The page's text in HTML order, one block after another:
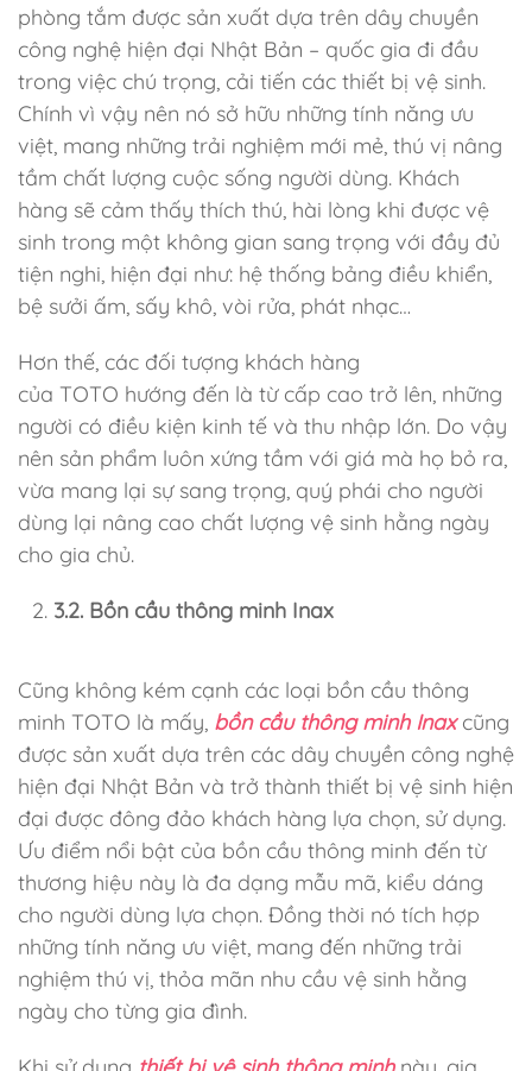
phòng tắm được sản xuất dựa trên dây chuyền
công nghệ hiện đại Nhật Bản – quốc gia đi đầu
trong việc chú trọng, cải tiến các thiết bị vệ sinh.
Chính vì vậy nên nó sở hữu những tính năng ưu
việt, mang những trải nghiệm mới mẻ, thú vị nâng
tầm chất lượng cuộc sống người dùng. Khách
hàng sẽ cảm thấy thích thú, hài lòng khi được vệ
sinh trong một không gian sang trọng với đầy đủ
tiện nghi, hiện đại như: hệ thống bảng điều khiển,
bệ sưởi ấm, sấy khô, vòi rửa, phát nhạc…
Hơn thế, các đối tượng khách hàng
của TOTO hướng đến là từ cấp cao trở lên, những
người có điều kiện kinh tế và thu nhập lớn. Do vậy
nên sản phẩm luôn xứng tầm với giá mà họ bỏ ra,
vừa mang lại sự sang trọng, quý phái cho người
dùng lại nâng cao chất lượng vệ sinh hằng ngày
cho gia chủ.
3.2. Bồn cầu thông minh Inax
Cũng không kém cạnh các loại bồn cầu thông
minh TOTO là mấy, bồn cầu thông minh Inaxcũng
được sản xuất dựa trên các dây chuyền công nghệ
hiện đại Nhật Bản và trở thành thiết bị vệ sinh hiện
đại được đông đảo khách hàng lựa chọn, sử dụng.
Ưu điểm nổi bật của bồn cầu thông minh đến từ
thương hiệu này là đa dạng mẫu mã, kiểu dáng
cho người dùng lựa chọn. Đồng thời nó tích hợp
những tính năng ưu việt, mang đến những trải
nghiệm thú vị, thỏa mãn nhu cầu vệ sinh hằng
ngày cho từng gia đình.